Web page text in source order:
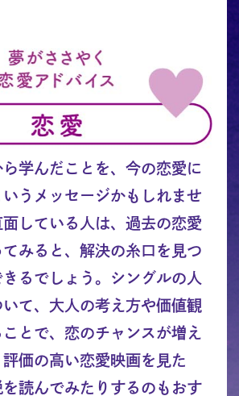
学んだことを、今の恋愛に
うメッセージかもしれませ
している人は、過去の恋愛
みると、解決の糸口を見つ
るでしょう。シングルの人
て、大人の考え方や価値観
とで、恋のチャンスが増え
価の高い恋愛映画を見た
を読んでみたりするのもおす